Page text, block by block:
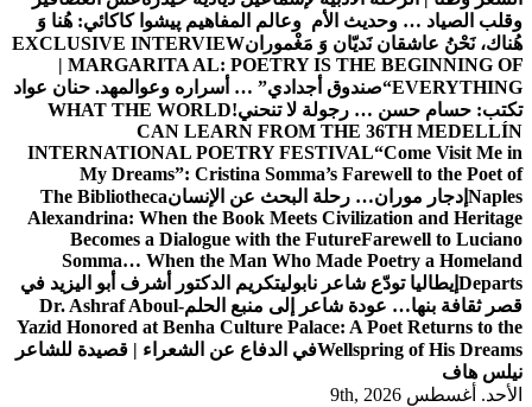
وقلب الصياد … وحديث الأم وعالم المفاهيم پیشوا کاکائي: هُنا وَ
هُناك، نَحْنُ عاشقان نَديّان وَ مَغْمورانEXCLUSIVE INTERVIEW
| MARGARITA AL: POETRY IS THE BEGINNING OF
EVERYTHING“صندوق أجدادي” … أسراره وعوالمهد. حنان عواد
تكتب: حسام حسن … رجولة لا تنحني!WHAT THE WORLD
CAN LEARN FROM THE 36TH MEDELLÍN
INTERNATIONAL POETRY FESTIVAL“Come Visit Me in
My Dreams”: Cristina Somma’s Farewell to the Poet of
Naples إدجار موران… رحلة البحث عن الإنسانThe Bibliotheca
Alexandrina: When the Book Meets Civilization and Heritage
Becomes a Dialogue with the FutureFarewell to Luciano
Somma… When the Man Who Made Poetry a Homeland
Departs إيطاليا تودّع شاعر نابوليتكريم الدكتور أشرف أبو اليزيد في
قصر ثقافة بنها… عودة شاعر إلى منبع الحلمDr. Ashraf Aboul-
Yazid Honored at Benha Culture Palace: A Poet Returns to the
Wellspring of His Dreamsفي الدفاع عن الشعراء | قصيدة للشاعر
نيلس هاف
الأحد. أغسطس 9th, 2026